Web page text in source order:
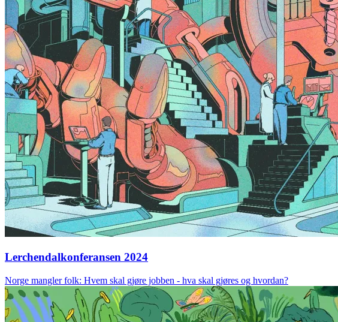
Lerchendalkonferansen 2024
Norge mangler folk: Hvem skal gjøre jobben - hva skal gjøres og hvordan?